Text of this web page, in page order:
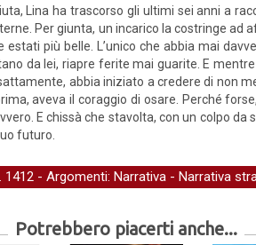
Lina ha trascorso gli ultimi sei anni a
Per giunta, un incarico la costringe
più belle. L’unico che abbia mai
da lei, riapre ferite mai guarite. E
abbia iniziato a credere di non
aveva il coraggio di osare. Perché
E chissà che stavolta, con un colpo da
futuro.
1412 - Argomenti: Narrativa - Narrativa
Potrebbero piacerti anche...